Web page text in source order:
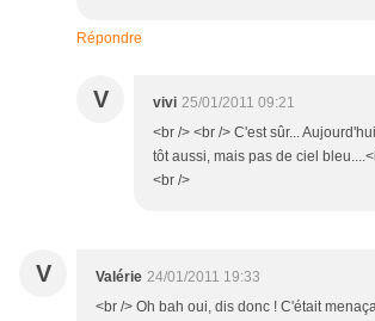
Répondre
V vivi 25/01/2011 09:21
<br /> <br /> C'est sûr...
tôt aussi, mais pas de ciel
<br />
V Valérie 24/01/2011 19:33
<br /> Oh bah oui, dis donc ! C'était